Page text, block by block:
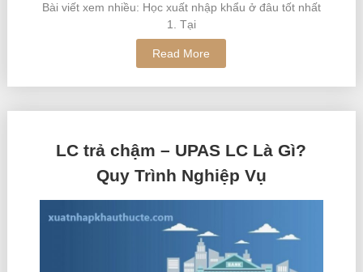
Bài viết xem nhiều: Học xuất nhập khẩu ở đâu tốt nhất
1. Tại
Read More
LC trả chậm – UPAS LC Là Gì?
Quy Trình Nghiệp Vụ